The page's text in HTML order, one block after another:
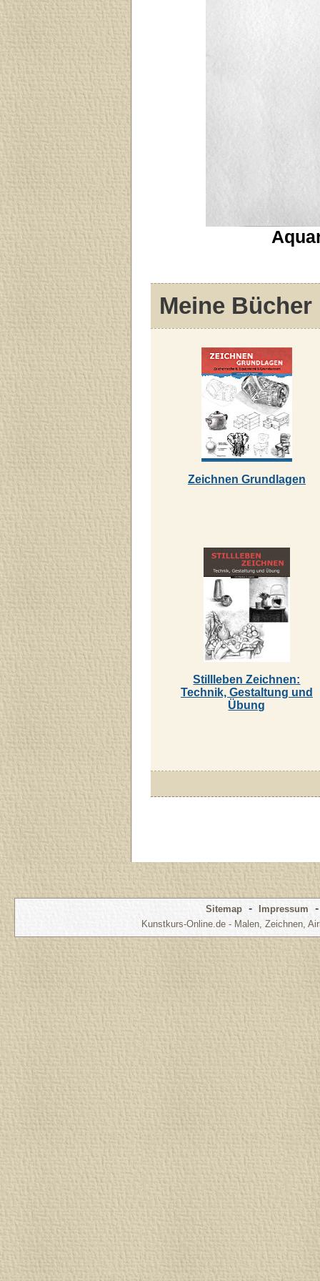
Meine
Zeichnen Grundlagen
Stillleben Zeichnen:
Technik, Gestaltung und
Übung
Sitemap - Impressum
Kunstkurs-Online.de - Malen, Zeichnen,